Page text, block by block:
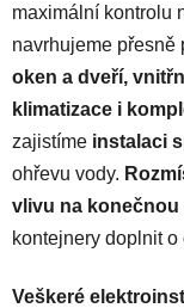
maximální kontrolu
navrhujeme přesně
oken a dveří,
klimatizace i
zajistíme instalaci
ohřevu vody.
vlivu na konečnou
kontejnery doplnit
Veškeré